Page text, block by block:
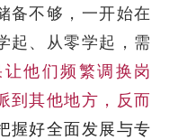
备不够，一开始在
起、从零学起，需
他们频繁调换岗
到其他地方，反而
握好全面发展与专